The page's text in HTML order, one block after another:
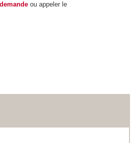
ou appeler le